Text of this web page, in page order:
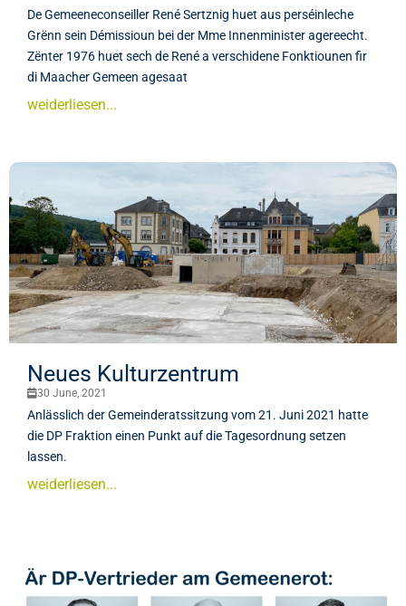
De Gemeeneconseiller René Sertznig huet aus perséinleche
Grënn sein Démissioun bei der Mme Innenminister agereecht.
Zënter 1976 huet sech de René a verschidene Fonktiounen fir
di Maacher Gemeen agesaat
weiderliesen...
Neues Kulturzentrum
30 June, 2021
Anlässlich der Gemeinderatssitzung vom 21. Juni 2021 hatte
die DP Fraktion einen Punkt auf die Tagesordnung setzen
lassen.
weiderliesen...